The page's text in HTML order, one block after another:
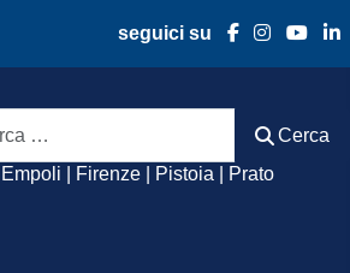
seguici su
Azienda Usl
Empoli | Firenze | Pistoia | Prato
Cerca